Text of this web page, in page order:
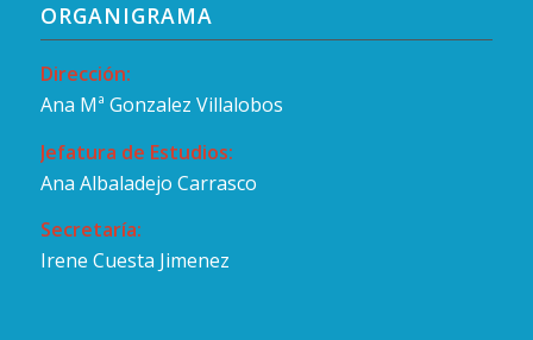
ORGANIGRAMA
Dirección:
Ana Mª Gonzalez Villalobos
Jefatura de Estudios:
Ana Albaladejo Carrasco
Secretaría:
Irene Cuesta Jimenez